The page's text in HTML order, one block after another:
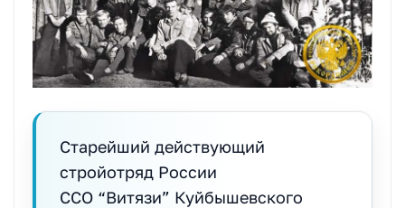
Старейший действующий
стройотряд России
ССО “Витязи” Куйбышевского